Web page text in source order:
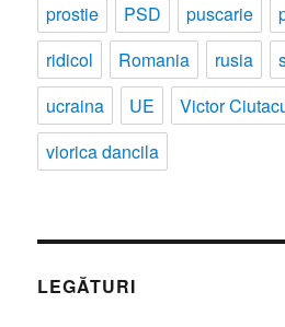
prostie
PSD puscarie
ridicol
Romania rusia
ucraina
UE Victor
viorica dancila
LEGĂTURI